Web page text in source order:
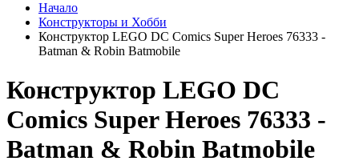
Начало
Конструкторы и Хобби
Конструктор LEGO DC Comics Super Heroes 76333 -
Batman & Robin Batmobile
Конструктор LEGO DC
Comics Super Heroes 76333 -
Batman & Robin Batmobile